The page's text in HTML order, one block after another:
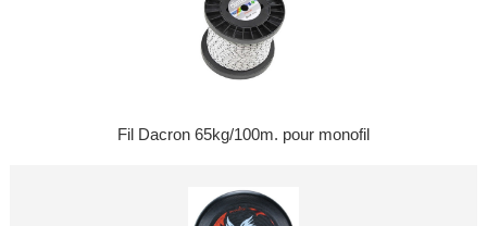
Fil Dacron 65kg/100m. pour monofil